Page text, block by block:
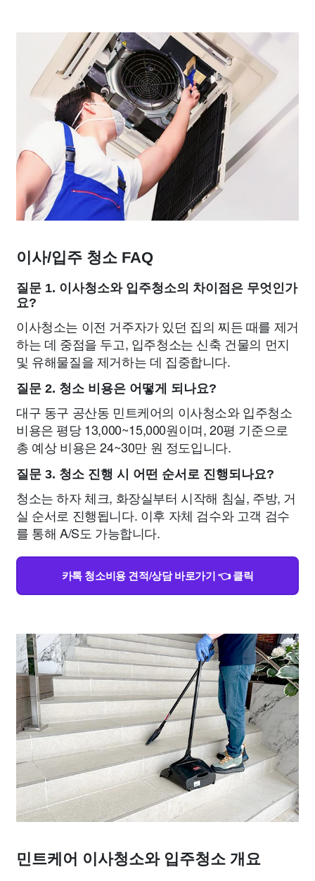
이사/입주 청소 FAQ
질문 1. 이사청소와 입주청소의 차이점은 무엇인가
요?
이사청소는 이전 거주자가 있던 집의 찌든 때를 제거
하는 데 중점을 두고, 입주청소는 신축 건물의 먼지
및 유해물질을 제거하는 데 집중합니다.
질문 2. 청소 비용은 어떻게 되나요?
대구 동구 공산동 민트케어의 이사청소와 입주청소
비용은 평당 13,000~15,000원이며, 20평 기준으로
총 예상 비용은 24~30만 원 정도입니다.
질문 3. 청소 진행 시 어떤 순서로 진행되나요?
청소는 하자 체크, 화장실부터 시작해 침실, 주방, 거
실 순서로 진행됩니다. 이후 자체 검수와 고객 검수
를 통해 A/S도 가능합니다.
카톡 청소비용 견적/상담 바로가기 👈 클릭
민트케어 이사청소와 입주청소 개요